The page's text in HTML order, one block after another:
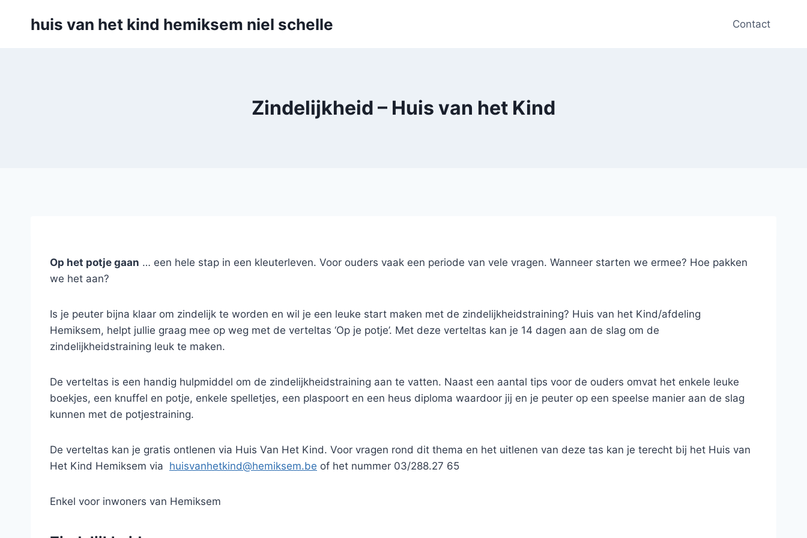
huis van het kind hemiksem niel schelle Contact
Zindelijkheid – Huis van het Kind
Op het potje gaan … een hele stap in een kleuterleven. Voor ouders vaak een periode van vele vragen. Wanneer starten we ermee? Hoe pakken
we het aan?
Is je peuter bijna klaar om zindelijk te worden en wil je een leuke start maken met de zindelijkheidstraining? Huis van het Kind/afdeling
Hemiksem, helpt jullie graag mee op weg met de verteltas ‘Op je potje’. Met deze verteltas kan je 14 dagen aan de slag om de
zindelijkheidstraining leuk te maken.
De verteltas is een handig hulpmiddel om de zindelijkheidstraining aan te vatten. Naast een aantal tips voor de ouders omvat het enkele leuke
boekjes, een knuffel en potje, enkele spelletjes, een plaspoort en een heus diploma waardoor jij en je peuter op een speelse manier aan de slag
kunnen met de potjestraining.
De verteltas kan je gratis ontlenen via Huis Van Het Kind. Voor vragen rond dit thema en het uitlenen van deze tas kan je terecht bij het Huis van
Het Kind Hemiksem via huisvanhetkind@hemiksem.be of het nummer 03/288.27 65
Enkel voor inwoners van Hemiksem